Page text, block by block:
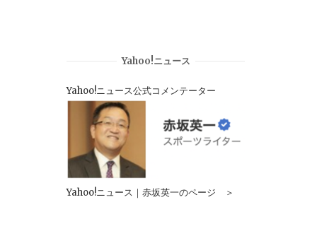
Yahoo!ニュース
Yahoo!ニュース公式コメンテーター
Yahoo!ニュース｜赤坂英一のページ ＞